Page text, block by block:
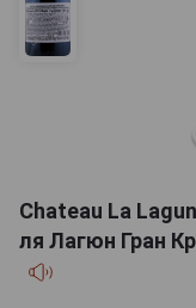
Chateau La
ля Лагюн Гран